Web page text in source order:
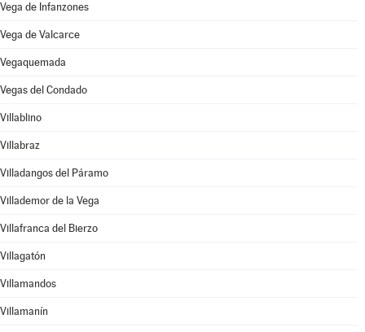
Vega de Infanzones
Vega de Valcarce
Vegaquemada
Vegas del Condado
Villablino
Villabraz
Villadangos del Páramo
Villademor de la Vega
Villafranca del Bierzo
Villagatón
Villamandos
Villamanín